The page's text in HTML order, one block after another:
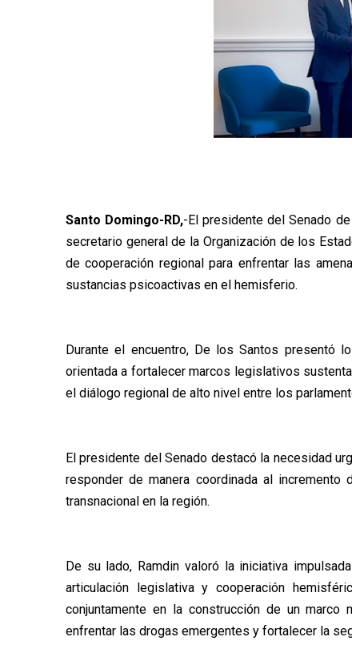
Santo Domingo-RD,-El presidente del Senado
secretario general de la Organización de los
de cooperación regional para enfrentar las
sustancias psicoactivas en el hemisferio.
Durante el encuentro, De los Santos presentó
orientada a fortalecer marcos legislativos
el diálogo regional de alto nivel entre los
El presidente del Senado destacó la necesidad
responder de manera coordinada al
transnacional en la región.
De su lado, Ramdin valoró la iniciativa
articulación legislativa y cooperación
conjuntamente en la construcción de un marco
enfrentar las drogas emergentes y fortalecer la